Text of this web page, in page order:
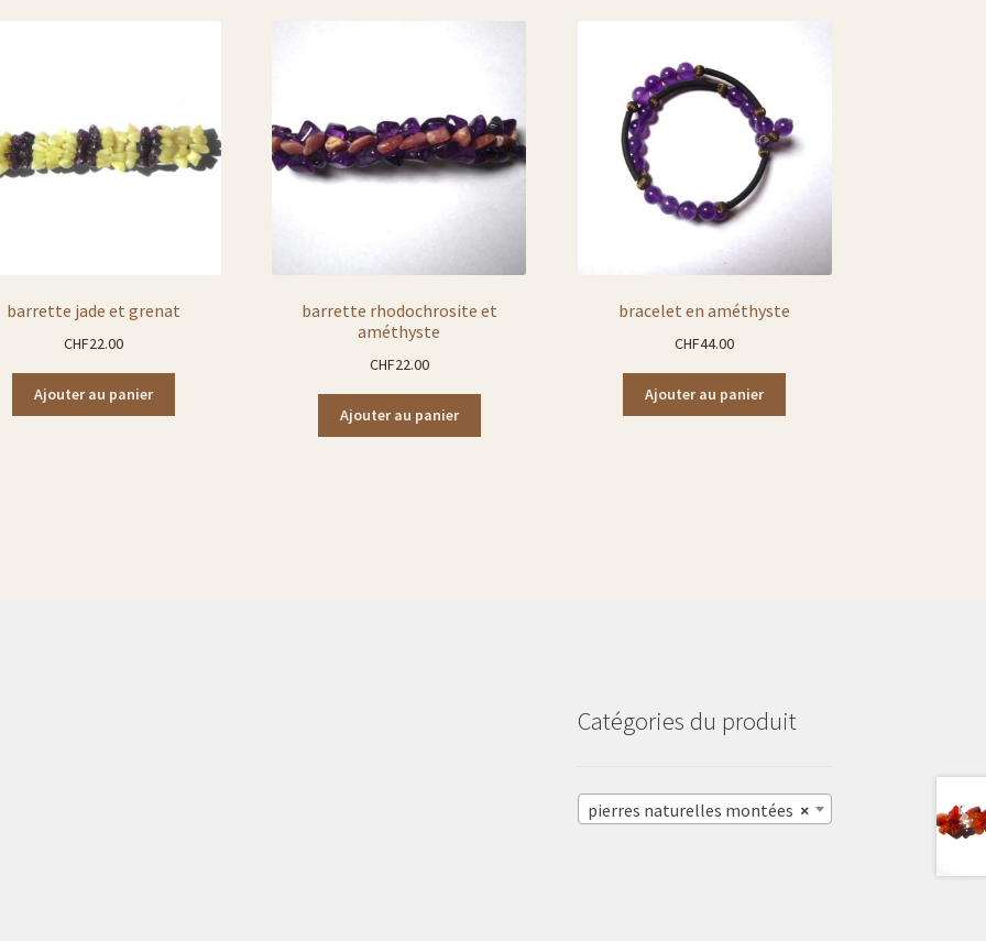
barrette jade et grenat
CHF22.00
Ajouter au panier
barrette rhodochrosite et
améthyste
CHF22.00
Ajouter au panier
bracelet en améthyste
CHF44.00
Ajouter au panier
Catégories du produit
×
pierres naturelles montées